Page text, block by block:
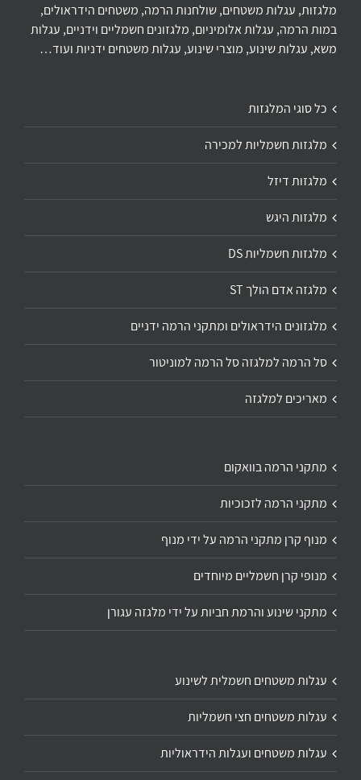
מלגזות, עגלות משטחים, שולחנות הרמה, משטחים הידראולים,
במות הרמה, עגלות אלומיניום, מלגזונים חשמליים וידניים, עגלות
משא, עגלות שינוע, מוצרי שינוע, עגלות משטחים ידניות ועוד…
כל סוגי המלגזות
מלגזות חשמליות למכירה
מלגזות דיזל
מלגזות היגש
מלגזות חשמליות DS
מלגזה אדם הולך ST
מלגזונים הידראולים ומתקני הרמה ידניים
סל הרמה למלגזה סל הרמה למוניטור
מאריכים למלגזה
מתקני הרמה בוואקום
מתקני הרמה לזכוכיות
מנוף קרן מתקני הרמה על ידי מנוף
מנופי קרן חשמליים מיוחדים
מתקני שינוע והרמת חביות על ידי מלגזה עגורן
עגלות משטחים חשמלית לשינוע
עגלות משטחים חצי חשמליות
עגלות משטחים ועגלות הידראוליות